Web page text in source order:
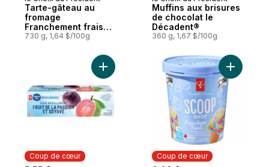
Tarte-gâteau au
fromage
Franchement fraise
Le triple délice
730 g, 1,64 $/100g
Muffins aux brisures
de chocolat le
Décadent®
360 g, 1,67 $/100g
Coup de cœur Coup de cœur
Ajouter